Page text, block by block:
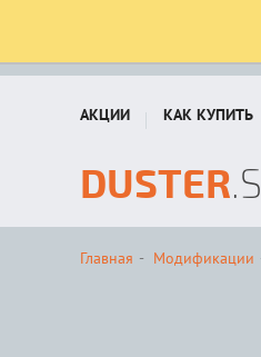
АКЦИИ КАК КУПИТЬ
DUSTER
Главная Модификации